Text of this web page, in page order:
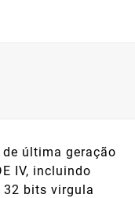
última geração
IV, incluindo
32 bits virgula